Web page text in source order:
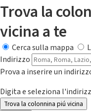
Trova la
vicina a te
Cerca sulla mappa
Indirizzo
Prova a inserire un
Digita e seleziona
Trova la colonnina piú vicina